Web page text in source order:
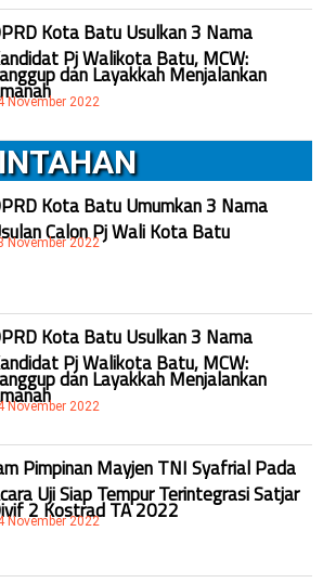
Kota Batu Usulkan 3 Nama
Pj Walikota Batu, MCW:
dan Layakkah Menjalankan
November 2022
Kota Batu Umumkan 3 Nama
Calon Pj Wali Kota Batu
November 2022
Kota Batu Usulkan 3 Nama
Pj Walikota Batu, MCW:
dan Layakkah Menjalankan
November 2022
Pimpinan Mayjen TNI Syafrial Pada
Uji Siap Tempur Terintegrasi Satjar
2 Kostrad TA 2022
November 2022